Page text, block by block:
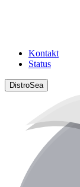
Kontakt
Status
DistroSea